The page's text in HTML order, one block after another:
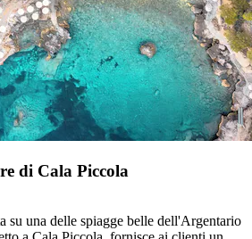
di Cala Piccola
su una delle spiagge belle dell'Argentario